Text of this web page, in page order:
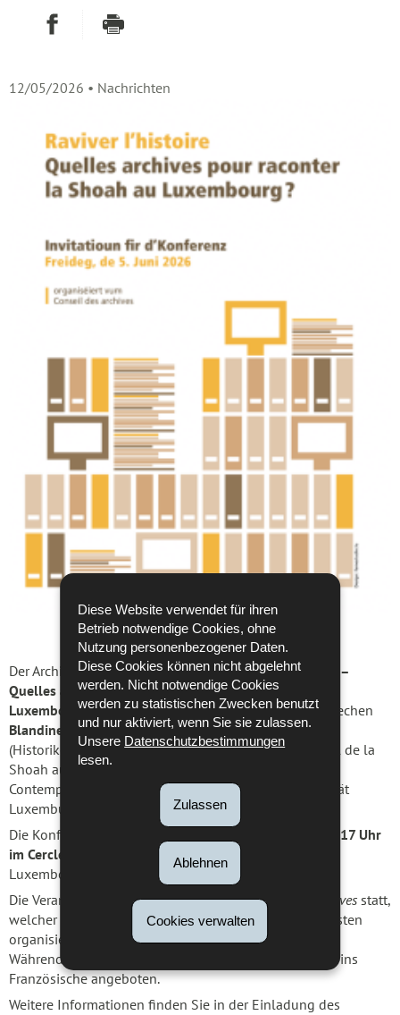
Diese Website verwendet für ihren
Betrieb notwendige Cookies, ohne
Nutzung personenbezogener Daten.
Diese Cookies können nicht abgelehnt
werden. Nicht notwendige Cookies
werden zu statistischen Zwecken benutzt
und nur aktiviert, wenn Sie sie zulassen.
Unsere Datenschutzbestimmungen
lesen.
Zulassen
Ablehnen
Cookies verwalten
Auf Facebook teilen
12/05/2026 • Nachrichten
Der Archivrat lädt Sie zur Konferenz„Raviver l’histoire –
Quelles archives pour raconter la Shoah au
Luxembourg ? “ein. Im Rahmen der Veranstaltung sprechen
Blandine Landau, Denis Scuto und Daniel Thilman
(Historiker/-in und Kuratoren/-in des Mémorial digital de la
Shoah au Luxembourg des Luxemburg Center for
Contemporary and Digital History – C
2DH der Universität
Luxemburg).
Die Konferenz findet am
Freitag, dem 5. Juni 2025 um 17 Uhr
im Cercle Cité
(Cité Auditorium, 3, rue Genistre, L-1623
Luxembourg) statt.
Die Veranstaltung findet im Rahmen desmois des archives statt,
welcher vom VLA – Veräin vun de Lëtzebuerger Archivisten
organisiert wird. Eine Anmeldung ist nicht erforderlich.
Während des Vortrags wird eine Simultanübersetzung ins
Französische angeboten.
Weitere Informationen finden Sie in der Einladung des